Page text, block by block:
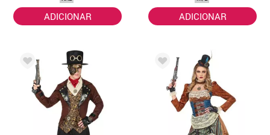
ADICIONAR ADICIONAR